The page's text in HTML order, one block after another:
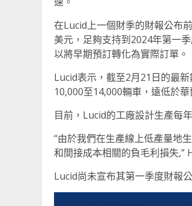
在Lucid上一個財季的財報公布
美元，足夠支持到2024年第一
以將早期預訂轉化為實際訂單。
Lucid表示，截至2月21日的最
10,000至14,000輛車，遠低於
目前，Lucid的工廠設計生產每
“由於我們在生產線上低產量地
和間接成本相關的負毛利損失,”
Lucid尚未宣布其第一季度財報